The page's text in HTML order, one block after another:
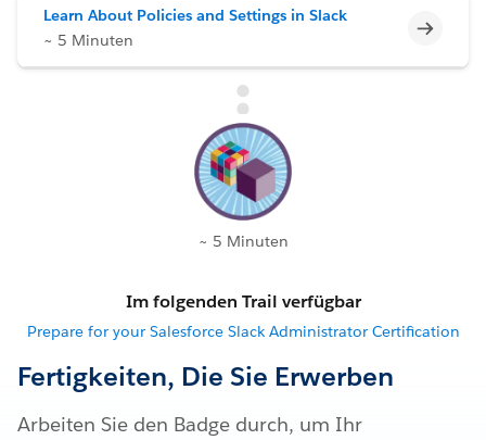
Learn About Policies and Settings in Slack
~ 5 Minuten
~ 5 Minuten
Im folgenden Trail verfügbar
Prepare for your Salesforce Slack Administrator Certification
Fertigkeiten, Die Sie Erwerben
Arbeiten Sie den Badge durch, um Ihr